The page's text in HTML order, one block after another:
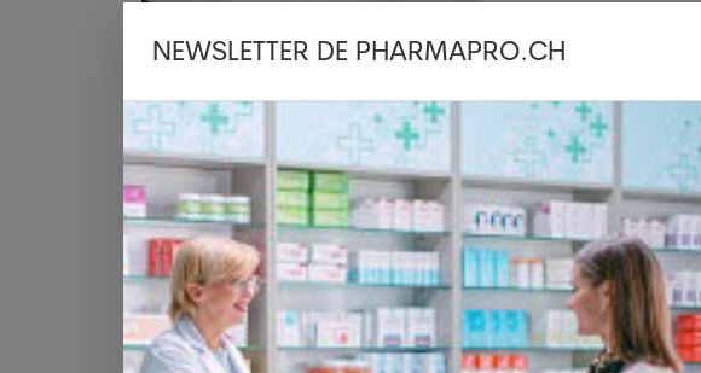
cours de
immunitaires
septicémie», explique le directeur de l’étude le
Berne. En coopération avec l’EPFL de Lausanne,
génétiques favorisant une septicémie chez les
améliorer la prévention et la thérapie de la septicémie.
Septicémie, une maladie grave
La septicémie représente une grave infection
NEWSLETTER DE PHARMAPRO.CH